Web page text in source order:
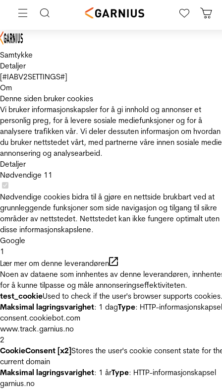
Samtykke
Detaljer
[#IABV2SETTINGS#]
Om
Denne siden bruker cookies
Vi bruker informasjonskapsler for å gi innhold og annonser et
personlig preg, for å levere sosiale mediefunksjoner og for å
analysere trafikken vår. Vi deler dessuten informasjon om hvordan
du bruker nettstedet vårt, med partnerne våre innen sosiale
annonsering og analysearbeid.
Detaljer
Nødvendige 11
Nødvendige cookies bidra til å gjøre en nettside brukbart ved at
grunnleggende funksjoner som side navigasjon og tilgang til sikre
områder av nettstedet. Nettstedet kan ikke fungere optimalt uten
disse informasjonskapslene.
Google
1
Lær mer om denne leverandøren
Noen av dataene som innhentes av denne leverandøren,
for å kunne tilpasse og måle annonseringseffektiviteten.
test_cookieUsed to check if the user's browser supports
Maksimal lagringsvarighet: 1 dagType: HTTP-informasjonskapsel
consent.cookiebot.com
www.track.garnius.no
2
CookieConsent [x2]Stores the user's cookie consent state for
current domain
Maksimal lagringsvarighet: 1 årType: HTTP-informasjonskapsel
garnius.no